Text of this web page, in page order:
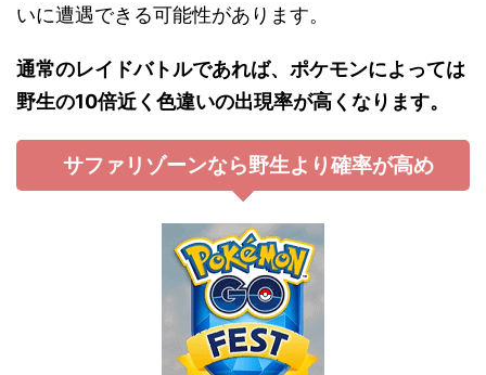
いに遭遇できる可能性があります。
通常のレイドバトルであれば、ポケモンによっては
野生の10倍近く色違いの出現率が高くなります。
サファリゾーンなら野生より確率が高め